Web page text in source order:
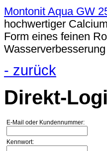
Montonit Aqua GW
hochwertiger
Form eines feinen
- zurück
Direkt-
E-Mail oder Kundennummer:
Kennwort: